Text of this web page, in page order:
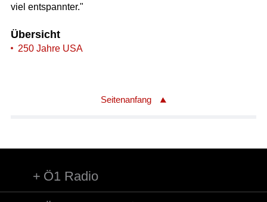
viel entspannter."
Übersicht
250 Jahre USA
Seitenanfang
Ö1 Radio